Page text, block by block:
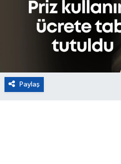
Paylaş
Magazin
Turizm
Çevre